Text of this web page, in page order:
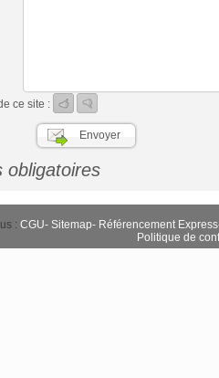
ce site :
obligatoires
: CGU- Sitemap- Référencement Express
Politique de